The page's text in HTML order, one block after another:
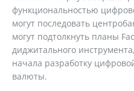
функциональностью
могут последовать
могут подтолкнуть планы
диджитального
начала разработку
валюты.